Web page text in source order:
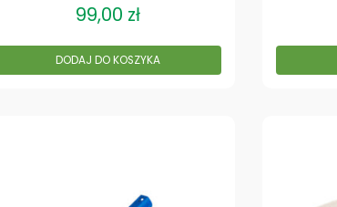
99,00 zł
DODAJ DO KOSZYKA